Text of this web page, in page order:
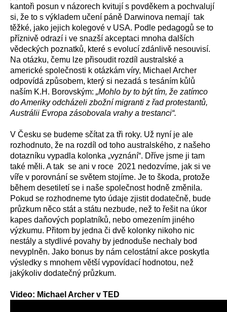
kantoři posun v názorech kvitují s povděkem a pochvalují
si, že to s výkladem učení páně Darwinova nemají tak
těžké, jako jejich kolegové v USA. Podle pedagogů se to
příznivě odrazí i ve snazší akceptaci mnoha dalších
vědeckých poznatků, které s evolucí zdánlivě nesouvisí.
Na otázku, čemu lze přisoudit rozdíl australské a
americké společnosti k otázkám víry, Michael Archer
odpovídá způsobem, který si nezadá s tesáním kůlů
naším K.H. Borovským: „Mohlo by to být tím, že zatímco
do Ameriky odcházeli zbožní migranti z řad protestantů,
Austrálii Evropa zásobovala vrahy a trestanci“.
V Česku se budeme sčítat za tři roky. Už nyní je ale
rozhodnuto, že na rozdíl od toho australského, z našeho
dotazníku vypadla kolonka „vyznání“. Dříve jsme ji tam
také měli. A tak se ani v roce 2021 nedozvíme, jak si ve
víře v porovnání se světem stojíme. Je to škoda, protože
během desetiletí se i naše společnost hodně změnila.
Pokud se rozhodneme tyto údaje zjistit dodatečně, bude
průzkum něco stát a státu nezbude, než to řešit na úkor
kapes daňových poplatníků, nebo omezením jiného
výzkumu. Přitom by jedna či dvě kolonky nikoho nic
nestály a stydlivé povahy by jednoduše nechaly bod
nevyplněn. Jako bonus by nám celostátní akce poskytla
výsledky s mnohem větší vypovídací hodnotou, než
jakýkoliv dodatečný průzkum.
Video: Michael Archer v TED